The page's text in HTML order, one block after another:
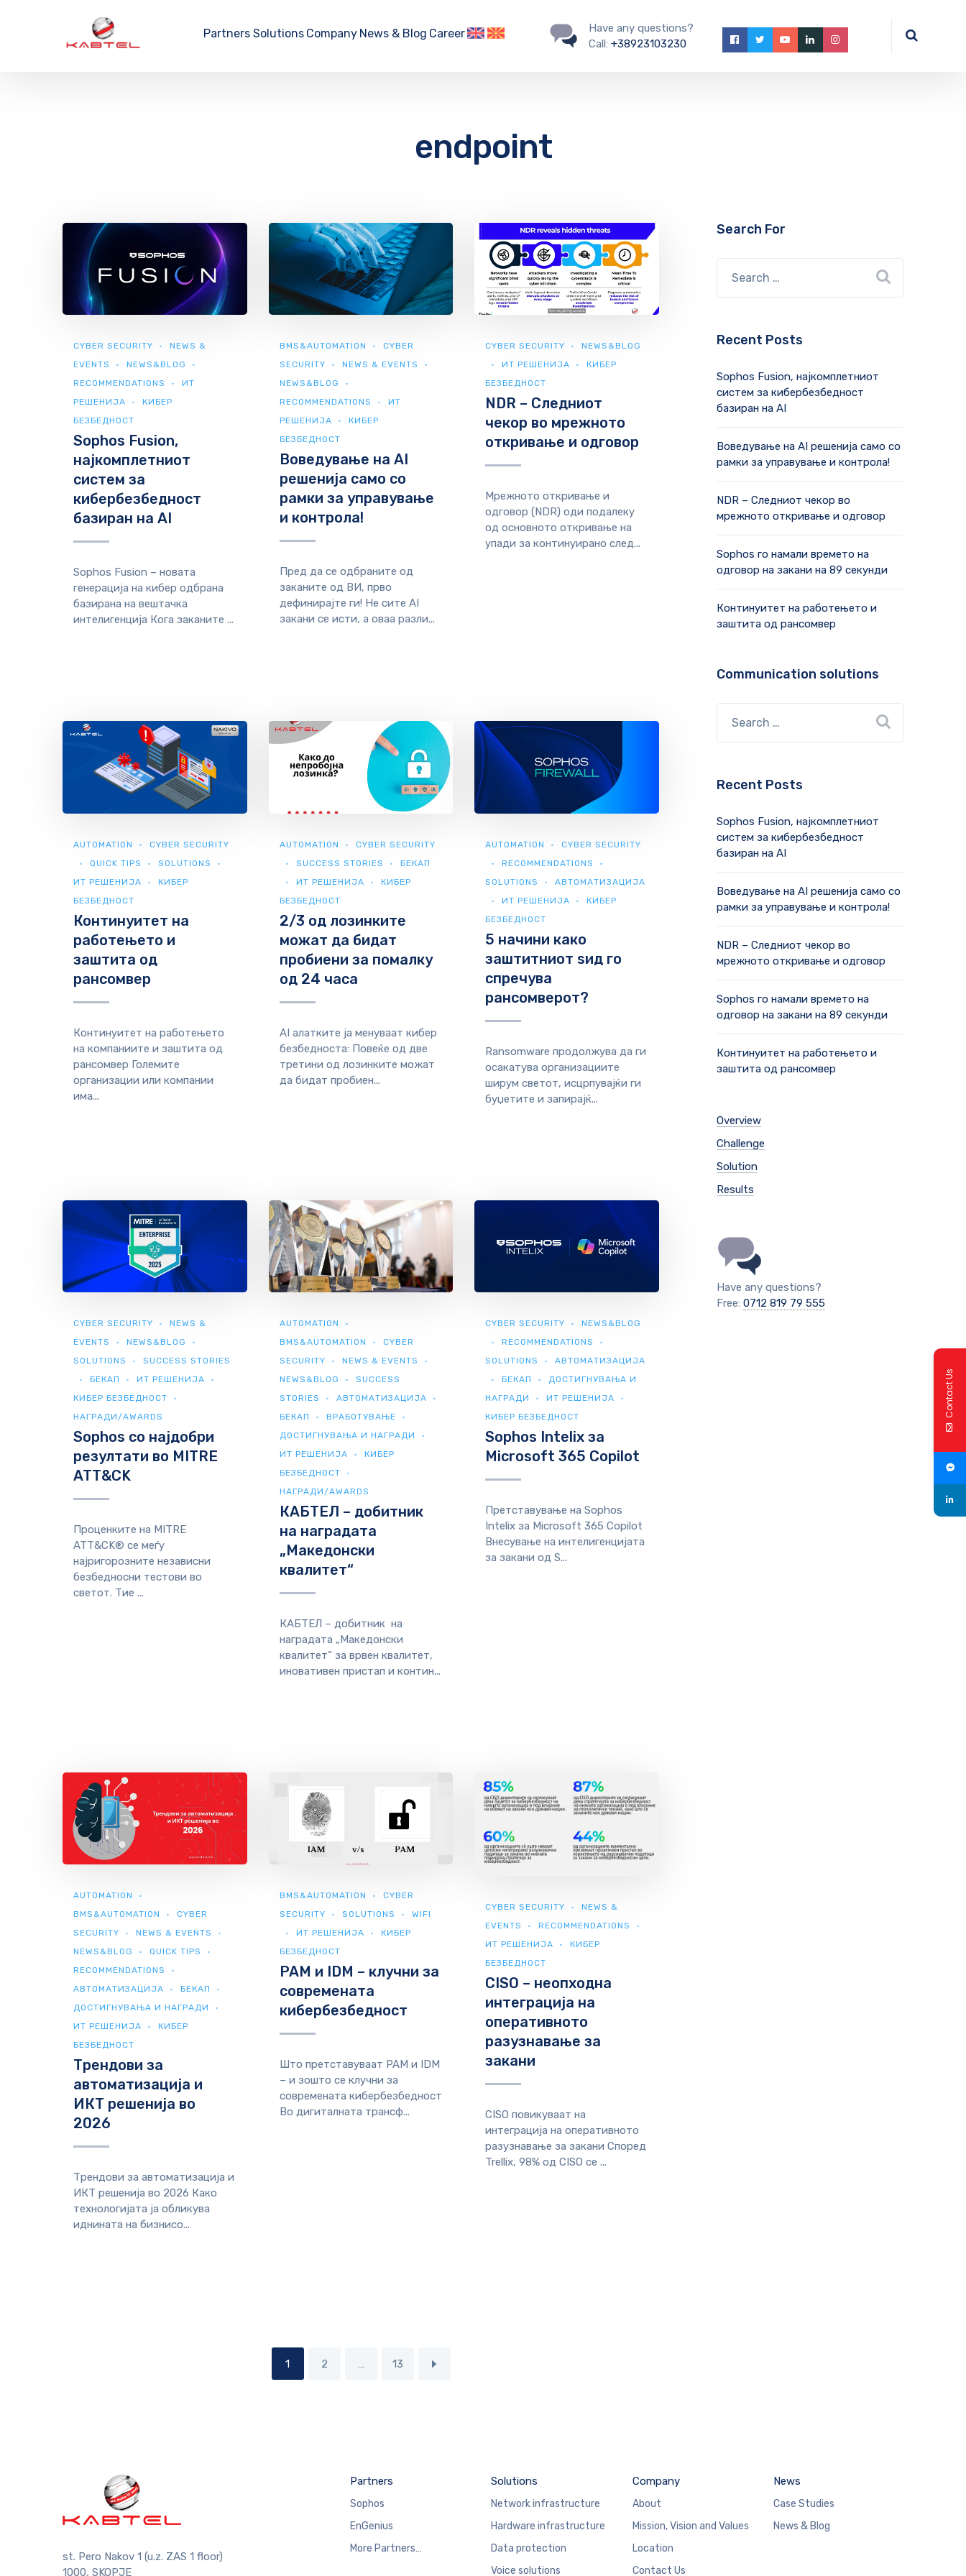
Partners Solutions Company News & Blog Career
Have any questions?
Call: +38923103230
endpoint
CYBER SECURITY
NEWS &
EVENTS
NEWS&BLOG
RECOMMENDATIONS
ИТ
РЕШЕНИЈА
КИБЕР
БЕЗБЕДНОСТ
Sophos Fusion,
најкомплетниот
систем за
кибербезбедност
базиран на AI
Sophos Fusion – новата
генерација на кибер одбрана
базирана на вештачка
интелигенција Кога заканите ...
BMS&AUTOMATION
CYBER
SECURITY
NEWS & EVENTS
NEWS&BLOG
RECOMMENDATIONS
ИТ
РЕШЕНИЈА
КИБЕР
БЕЗБЕДНОСТ
Воведување на AI
решенија само со
рамки за управување
и контрола!
Пред да се одбраните од
заканите од ВИ, прво
дефинирајте ги! Не сите AI
закани се исти, а оваа разли...
CYBER SECURITY
NEWS&BLOG
ИТ РЕШЕНИЈА
КИБЕР
БЕЗБЕДНОСТ
NDR – Следниот
чекор во мрежното
откривање и одговор
Мрежното откривање и
одговор (NDR) оди подалеку
од основното откривање на
упади за континуирано след...
AUTOMATION
CYBER SECURITY
QUICK TIPS
SOLUTIONS
ИТ РЕШЕНИЈА
КИБЕР
БЕЗБЕДНОСТ
Континуитет на
работењето и
заштита од
рансомвер
Континуитет на работењето
на компаниите и заштита од
рансомвер Големите
организации или компании
има...
AUTOMATION
CYBER SECURITY
SUCCESS STORIES
БЕКАП
ИТ РЕШЕНИЈА
КИБЕР
БЕЗБЕДНОСТ
2/3 од лозинките
можат да бидат
пробиени за помалку
од 24 часа
AI алатките ја менуваат кибер
безбедноста: Повеќе од две
третини од лозинките можат
да бидат пробиен...
AUTOMATION
CYBER SECURITY
RECOMMENDATIONS
SOLUTIONS
АВТОМАТИЗАЦИЈА
ИТ РЕШЕНИЈА
КИБЕР
БЕЗБЕДНОСТ
5 начини како
заштитниот ѕид го
спречува
рансомверот?
Ransomware продолжува да ги
осакатува организациите
ширум светот, исцрпувајќи ги
буџетите и запирајќ...
CYBER SECURITY
NEWS &
EVENTS
NEWS&BLOG
SOLUTIONS
SUCCESS STORIES
БЕКАП
ИТ РЕШЕНИЈА
КИБЕР БЕЗБЕДНОСТ
НАГРАДИ/AWARDS
Sophos со најдобри
резултати во MITRE
ATT&CK
Проценките на MITRE
ATT&CK® се меѓу
најригорозните независни
безбедносни тестови во
светот. Тие ...
AUTOMATION
BMS&AUTOMATION
CYBER
SECURITY
NEWS & EVENTS
NEWS&BLOG
SUCCESS
STORIES
АВТОМАТИЗАЦИЈА
БЕКАП
ВРАБОТУВАЊЕ
ДОСТИГНУВАЊА И НАГРАДИ
ИТ РЕШЕНИЈА
КИБЕР
БЕЗБЕДНОСТ
НАГРАДИ/AWARDS
КАБТЕЛ – добитник
на наградата
„Македонски
квалитет“
КАБТЕЛ – добитник на
наградата „Македонски
квалитет“ за врвен квалитет,
иновативен пристап и контин...
CYBER SECURITY
NEWS&BLOG
RECOMMENDATIONS
SOLUTIONS
АВТОМАТИЗАЦИЈА
БЕКАП
ДОСТИГНУВАЊА И
НАГРАДИ
ИТ РЕШЕНИЈА
КИБЕР БЕЗБЕДНОСТ
Sophos Intelix за
Microsoft 365 Copilot
Претставување на Sophos
Intelix за Microsoft 365 Copilot
Внесување на интелигенцијата
за закани од S...
AUTOMATION
BMS&AUTOMATION
CYBER
SECURITY
NEWS & EVENTS
NEWS&BLOG
QUICK TIPS
RECOMMENDATIONS
АВТОМАТИЗАЦИЈА
БЕКАП
ДОСТИГНУВАЊА И НАГРАДИ
ИТ РЕШЕНИЈА
КИБЕР
БЕЗБЕДНОСТ
Трендови за
автоматизација и
ИКТ решенија во
2026
Трендови за автоматизација и
ИКТ решенија во 2026 Како
технологијата ја обликува
иднината на бизнисо...
BMS&AUTOMATION
CYBER
SECURITY
SOLUTIONS
WIFI
ИТ РЕШЕНИЈА
КИБЕР
БЕЗБЕДНОСТ
PAM и IDM – клучни за
современата
кибербезбедност
Што претставуваат PAM и IDM
– и зошто се клучни за
современата кибербезбедност
Во дигиталната трансф...
CYBER SECURITY
NEWS &
EVENTS
RECOMMENDATIONS
ИТ РЕШЕНИЈА
КИБЕР
БЕЗБЕДНОСТ
CISO – неопходна
интеграција на
оперативното
разузнавање за
закани
CISO повикуваат на
интеграција на оперативното
разузнавање за закани Според
Trellix, 98% од CISO се ...
1 2 … 13
Search For
Recent Posts
Sophos Fusion, најкомплетниот
систем за кибербезбедност
базиран на AI
Воведување на AI решенија само со
рамки за управување и контрола!
NDR – Следниот чекор во
мрежното откривање и одговор
Sophos го намали времето на
одговор на закани на 89 секунди
Континуитет на работењето и
заштита од рансомвер
Communication solutions
Recent Posts
Sophos Fusion, најкомплетниот
систем за кибербезбедност
базиран на AI
Воведување на AI решенија само со
рамки за управување и контрола!
NDR – Следниот чекор во
мрежното откривање и одговор
Sophos го намали времето на
одговор на закани на 89 секунди
Континуитет на работењето и
заштита од рансомвер
Overview
Challenge
Solution
Results
Have any questions?
Free: 0712 819 79 555
st. Pero Nakov 1 (u.z. ZAS 1 floor)
1000, SKOPJE
Partners
Sophos
EnGenius
More Partners…
Solutions
Network infrastructure
Hardware infrastructure
Data protection
Voice solutions
Company
About
Mission, Vision and Values
Location
Contact Us
News
Case Studies
News & Blog
Contact Us